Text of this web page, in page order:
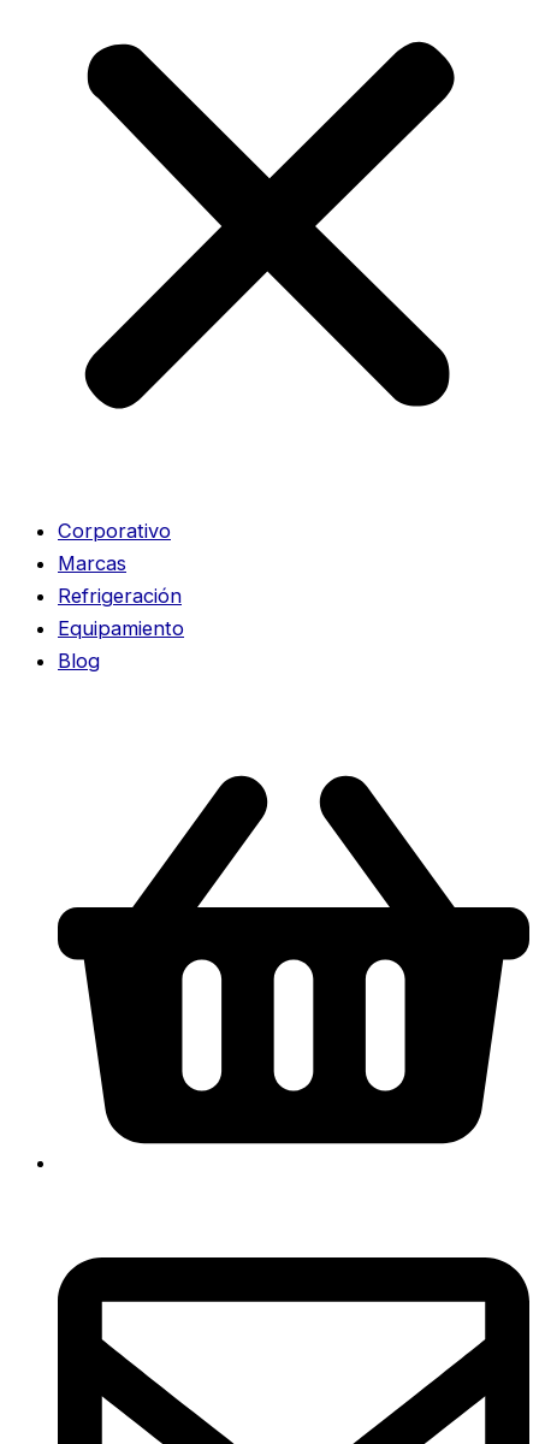
Corporativo
Marcas
Refrigeración
Equipamiento
Blog